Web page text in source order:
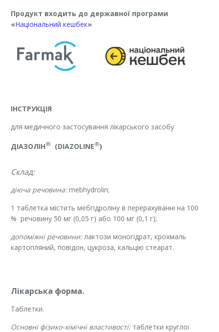
Продукт входить до державної програми
«Національний кешбек»
ІНСТРУКЦІЯ
для медичного застосування лікарського засобу
ДІАЗОЛІН® (DIAZOLINE®)
Склад:
діюча речовина:mebhydrolin;
1 таблетка містить мебгідроліну в перерахуванні на 100
% речовину 50 мг (0,05 г) або 100 мг (0,1 г);
допоміжні речовини:лактози моногідрат, крохмаль
картопляний, повідон, цукроза, кальцію стеарат.
Лікарська форма.
Таблетки.
Основні фізико-хімічні властивості:таблетки круглої